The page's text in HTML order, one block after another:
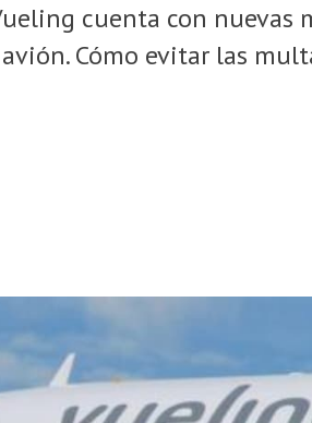
cuenta con nuevas
Cómo evitar las